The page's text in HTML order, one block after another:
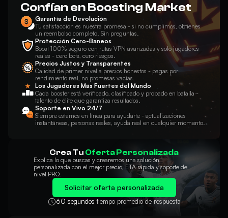
Confían en Boosting Market
Garantía de Devolución
Tu satisfacción es nuestra promesa - si no cumplimos, obtienes
un reembolso completo. Sin preguntas.
Protección Cero-Baneos
Boost 100% seguro con rutas VPN avanzadas y solo jugadores
reales - cero bots, cero riesgos.
Precios Justos y Transparentes
Calidad de primer nivel a precios honestos - pagas por
rendimiento real, no promesas vacías.
Los Jugadores Más Fuertes del Mundo
Cada booster está verificado, clasificado y probado en batalla -
talento de élite que garantiza resultados.
Soporte en Vivo 24/7
Siempre estamos en línea para ayudarte - actualizaciones
instantáneas, personas reales, ayuda real en cualquier momento.
Crea Tu Oferta Personalizada
Explica lo que buscas y crearemos una solución
personalizada con el mejor precio, ETA rápida y soporte de
nivel PRO.
Solicitar oferta personalizada
60 segundostiempo promedio de respuesta